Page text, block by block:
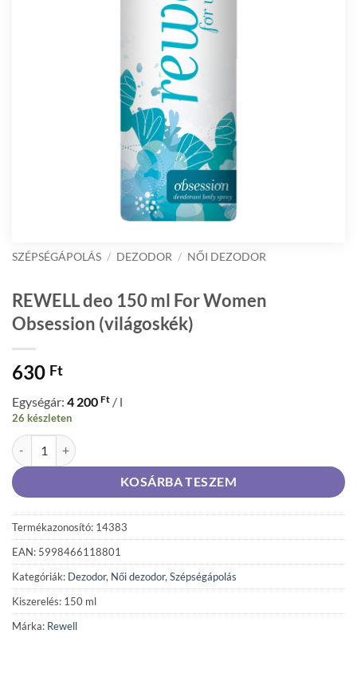
SZÉPSÉGÁPOLÁS / DEZODOR / NŐI DEZODOR
REWELL deo 150 ml For Women
Obsession (világoskék)
630 Ft
Egységár: 4 200 Ft / l
26 készleten
REWELL deo 150 ml For Women Obsession (világoskék) mennyiség
KOSÁRBA TESZEM
Termékazonosító: 14383
EAN: 5998466118801
Kategóriák: Dezodor, Női dezodor, Szépségápolás
Kiszerelés: 150 ml
Márka: Rewell